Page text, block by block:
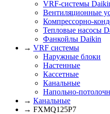
VRF-системы
Вентиляционные
Компрессорно-
Тепловые насосы
Фанкойлы Daikin
→ VRF системы
Наружные блоки
Настенные
Кассетные
Канальные
Напольно-
→ Канальные
→ FXMQ125P7